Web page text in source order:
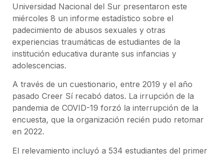
Universidad Nacional del Sur presentaron este
miércoles 8 un informe estadístico sobre el
padecimiento de abusos sexuales y otras
experiencias traumáticas de estudiantes de la
institución educativa durante sus infancias y
adolescencias.
A través de un cuestionario, entre 2019 y el año
pasado Creer Sí recabó datos. La irrupción de la
pandemia de COVID-19 forzó la interrupción de la
encuesta, que la organización recién pudo retomar
en 2022.
El relevamiento incluyó a 534 estudiantes del primer